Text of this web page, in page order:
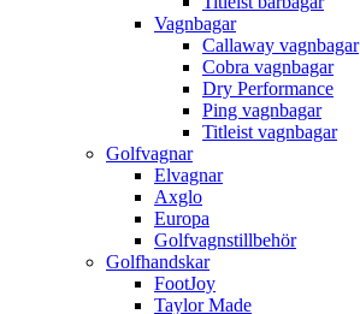
Vagnbagar
Callaway vagnbagar
Cobra vagnbagar
Dry Performance
Ping vagnbagar
Titleist vagnbagar
Golfvagnar
Elvagnar
Axglo
Europa
Golfvagnstillbehör
Golfhandskar
FootJoy
Taylor Made